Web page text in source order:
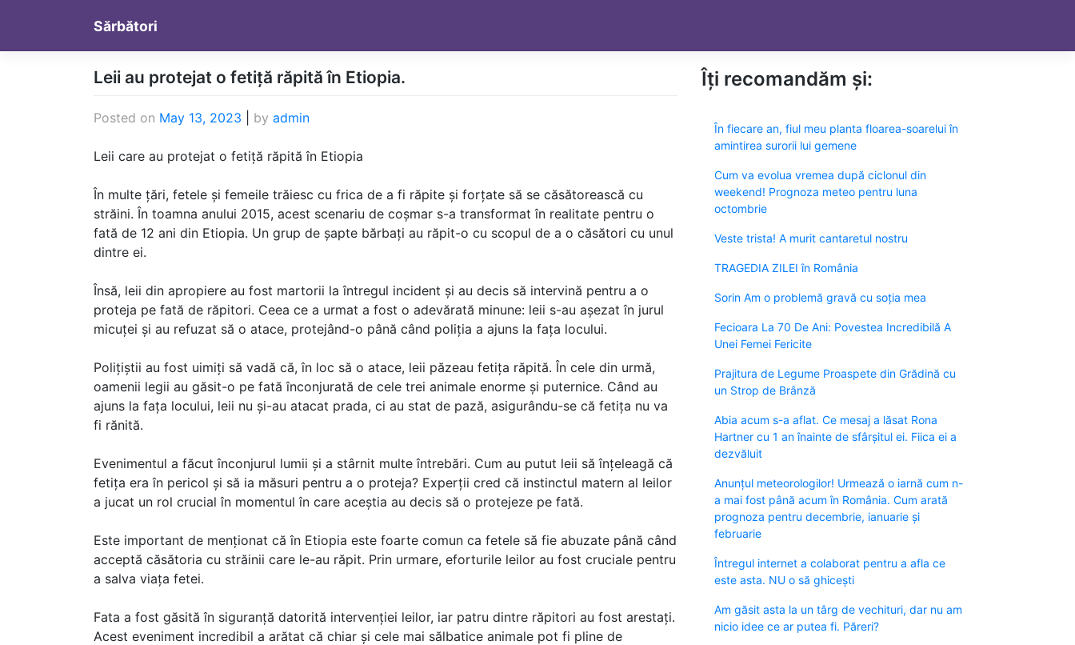
content
Sărbători
Leii au protejat o fetiță răpită în Etiopia.
Posted on May 13, 2023 by admin
Leii care au protejat o fetiță răpită în Etiopia
În multe țări, fetele și femeile trăiesc cu frica de a fi răpite și forțate să se căsătorească cu
străini. În toamna anului 2015, acest scenariu de coșmar s-a transformat în realitate pentru o
fată de 12 ani din Etiopia. Un grup de șapte bărbați au răpit-o cu scopul de a o căsători cu unul
dintre ei.
Însă, leii din apropiere au fost martorii la întregul incident și au decis să intervină pentru a o
proteja pe fată de răpitori. Ceea ce a urmat a fost o adevărată minune: leii s-au așezat în jurul
micuței și au refuzat să o atace, protejând-o până când poliția a ajuns la fața locului.
Polițiștii au fost uimiți să vadă că, în loc să o atace, leii păzeau fetița răpită. În cele din urmă,
oamenii legii au găsit-o pe fată înconjurată de cele trei animale enorme și puternice. Când au
ajuns la fața locului, leii nu și-au atacat prada, ci au stat de pază, asigurându-se că fetița nu va
fi rănită.
Evenimentul a făcut înconjurul lumii și a stârnit multe întrebări. Cum au putut leii să înțeleagă că
fetița era în pericol și să ia măsuri pentru a o proteja? Experții cred că instinctul matern al leilor
a jucat un rol crucial în momentul în care aceștia au decis să o protejeze pe fată.
Este important de menționat că în Etiopia este foarte comun ca fetele să fie abuzate până când
acceptă căsătoria cu străinii care le-au răpit. Prin urmare, eforturile leilor au fost cruciale pentru
a salva viața fetei.
Fata a fost găsită în siguranță datorită intervenției leilor, iar patru dintre răpitori au fost arestați.
Acest eveniment incredibil a arătat că chiar și cele mai sălbatice animale pot fi pline de
Îți recomandăm și:
În fiecare an, fiul meu planta floarea-soarelui în
amintirea surorii lui gemene
Cum va evolua vremea după ciclonul din
weekend! Prognoza meteo pentru luna
octombrie
Veste trista! A murit cantaretul nostru
TRAGEDIA ZILEI în România
Sorin Am o problemă gravă cu soția mea
Fecioara La 70 De Ani: Povestea Incredibilă A
Unei Femei Fericite
Prajitura de Legume Proaspete din Grădină cu
un Strop de Brânză
Abia acum s-a aflat. Ce mesaj a lăsat Rona
Hartner cu 1 an înainte de sfârșitul ei. Fiica ei a
dezvăluit
Anunțul meteorologilor! Urmează o iarnă cum n-
a mai fost până acum în România. Cum arată
prognoza pentru decembrie, ianuarie și
februarie
Întregul internet a colaborat pentru a afla ce
este asta. NU o să ghicești
Am găsit asta la un târg de vechituri, dar nu am
nicio idee ce ar putea fi. Păreri?